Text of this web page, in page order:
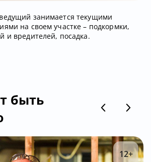
занимается текущими
на своем участке – подкормки,
и вредителей, посадка.
быть
12+